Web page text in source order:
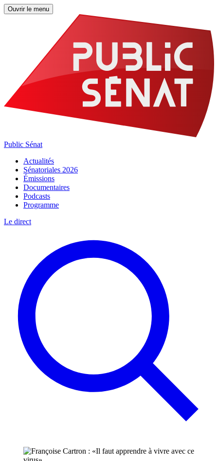
Ouvrir le menu
Public Sénat
Actualités
Sénatoriales 2026
Émissions
Documentaires
Podcasts
Programme
Le direct